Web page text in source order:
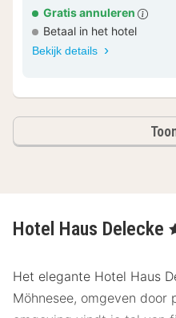
Gratis annuleren
Betaal in het hotel
Bekijk details
Hotel Haus Delecke ,
Het elegante Hotel Haus
Möhnesee, omgeven door